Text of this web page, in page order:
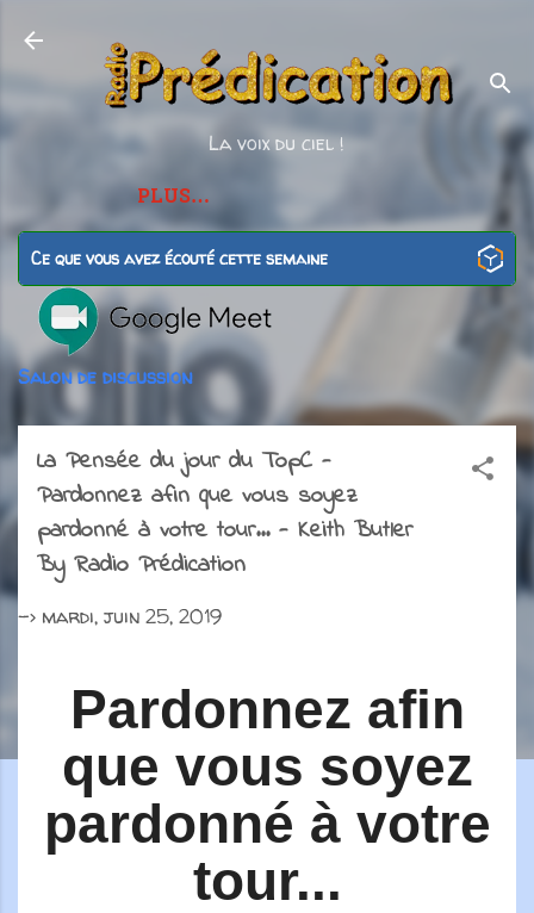
La voix du ciel !
PLUS…
Ce que vous avez écouté cette semaine
Salon de discussion
La Pensée du jour du TopC -
Pardonnez afin que vous soyez
pardonné à votre tour... - Keith Butler
By Radio Prédication
-> mardi, juin 25, 2019
Pardonnez afin
que vous soyez
pardonné à votre
tour...